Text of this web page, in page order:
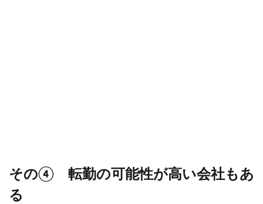
その④ 転勤の可能性が高い会社もあ
る